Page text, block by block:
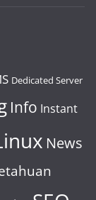
Dedicated Server
Info Instant
News